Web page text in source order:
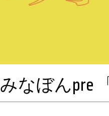
みなぼんpre